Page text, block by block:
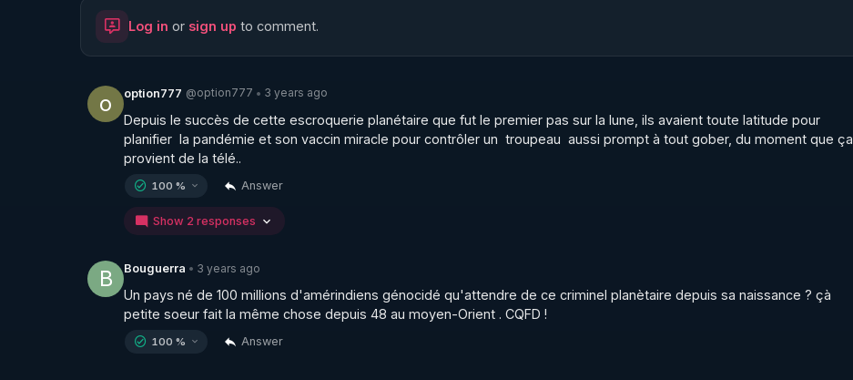
Log in or sign up to comment.
o option777 @option777 • 3 years ago
Depuis le succès de cette escroquerie planétaire que fut le premier pas sur la lune, ils avaient toute latitude pour
planifier  la pandémie et son vaccin miracle pour contrôler un  troupeau  aussi prompt à tout gober, du moment que ça
provient de la télé..
100 % Answer
Show 2 responses
B Bouguerra • 3 years ago
Un pays né de 100 millions d'amérindiens génocidé qu'attendre de ce criminel planètaire depuis sa naissance ? çà
petite soeur fait la même chose depuis 48 au moyen-Orient . CQFD !
100 % Answer